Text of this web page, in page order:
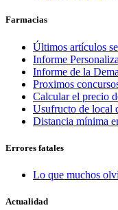
Farmacias
Últimos artículos
Informe
Informe de la
Proximos
Calcular el precio
Usufructo de local
Distancia mínima
Errores fatales
Lo que muchos
Actualidad